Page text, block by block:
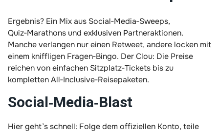
Ergebnis? Ein Mix aus Social‑Media‑Sweeps,
Quiz‑Marathons und exklusiven Partneraktionen.
Manche verlangen nur einen Retweet, andere locken mit
einem kniffligen Fragen‑Bingo. Der Clou: Die Preise
reichen von einfachen Sitzplatz‑Tickets bis zu
kompletten All‑Inclusive‑Reisepaketen.
Social‑Media‑Blast
Hier geht’s schnell: Folge dem offiziellen Konto, teile